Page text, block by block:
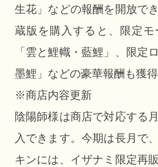
生花」などの報酬を開放で
蔵版を購入すると、限定
「雲と鯉幟・藍鯉」、限定
墨鯉」などの豪華報酬も獲得
※商店内容更新
陰陽師様は商店で対応する
入できます。今期は長月で
キンには、イザナミ限定再